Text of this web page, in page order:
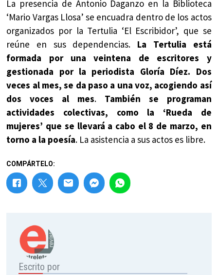
La presencia de Antonio Daganzo en la Biblioteca
‘Mario Vargas Llosa’ se encuadra dentro de los actos
organizados por la Tertulia ‘El Escribidor’, que se
reúne en sus dependencias. La Tertulia está
formada por una veintena de escritores y
gestionada por la periodista Gloría Díez. Dos
veces al mes, se da paso a una voz, acogiendo así
dos voces al mes. También se programan
actividades colectivas, como la ‘Rueda de
mujeres’ que se llevará a cabo el 8 de marzo, en
torno a la poesía. La asistencia a sus actos es libre.
COMPÁRTELO:
Escrito por